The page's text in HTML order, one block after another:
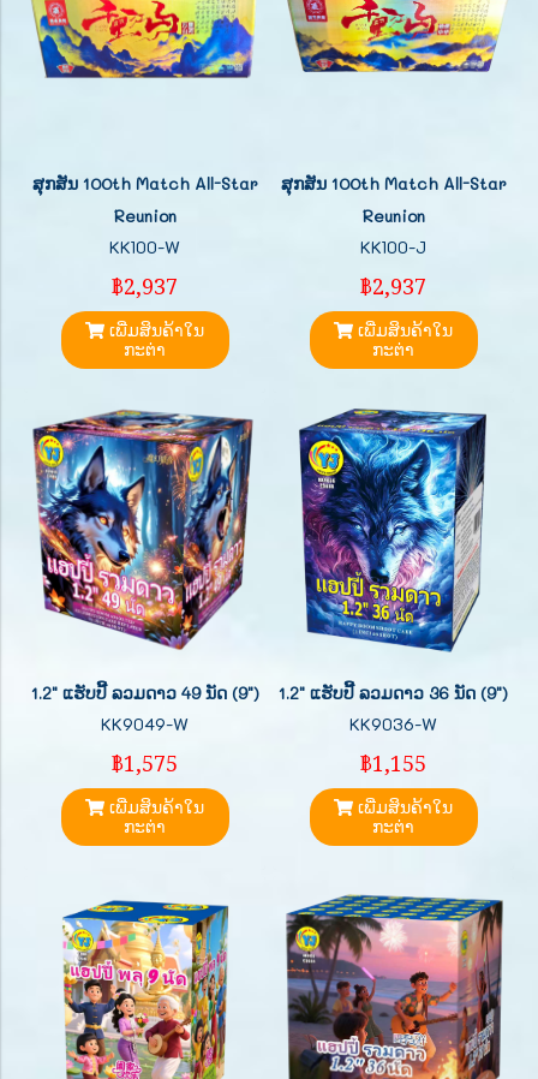
ສຸກສັນ 100th Match All-Star
Reunion
KK100-W
฿2,937
ເພີ່ມສິນຄ້າໃນ
ກະຕ່າ
ສຸກສັນ 100th Match All-Star
Reunion
KK100-J
฿2,937
ເພີ່ມສິນຄ້າໃນ
ກະຕ່າ
1.2" ແຮັບປີ້ ລວມດາວ 49 ນັດ (9")
KK9049-W
฿1,575
ເພີ່ມສິນຄ້າໃນ
ກະຕ່າ
1.2" ແຮັບປີ້ ລວມດາວ 36 ນັດ (9")
KK9036-W
฿1,155
ເພີ່ມສິນຄ້າໃນ
ກະຕ່າ